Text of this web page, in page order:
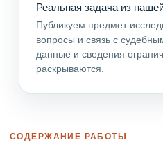
Реальная задача из
Публикуем предмет
вопросы и связь с
данные и сведения
раскрываются.
СОДЕРЖАНИЕ РАБОТЫ